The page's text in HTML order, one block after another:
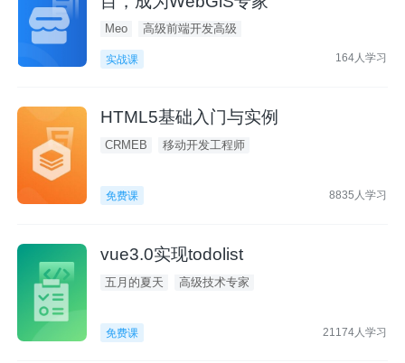
Meo 高级前端开发高级
实战课 164人学习
HTML5基础入门与实例
CRMEB 移动开发工程师
免费课 8835人学习
vue3.0实现todolist
五月的夏天 高级技术专家
免费课 21174人学习